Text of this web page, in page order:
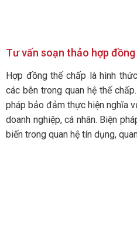
Tư vấn soạn thảo hợp
Hợp đồng thế chấp là hình
các bên trong quan hệ thế
pháp bảo đảm thực hiện nghĩa
doanh nghiệp, cá nhân. Biện
biến trong quan hệ tín dụng,